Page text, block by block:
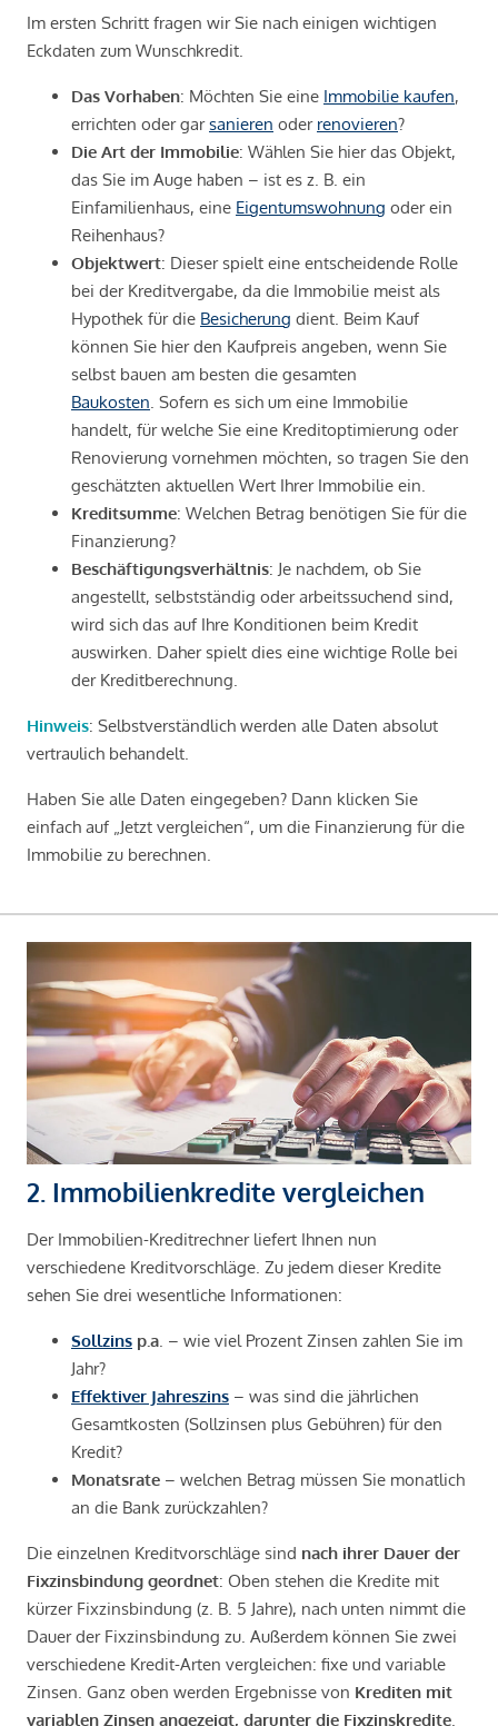
Im ersten Schritt fragen wir Sie nach einigen wichtigen
Eckdaten zum Wunschkredit.
Das Vorhaben: Möchten Sie eine Immobilie kaufen,
errichten oder garsanieren oder renovieren?
Die Art der Immobilie: Wählen Sie hier das Objekt,
das Sie im Auge haben – ist es z. B. ein
Einfamilienhaus, eine Eigentumswohnung oder ein
Reihenhaus?
Objektwert: Dieser spielt eine entscheidende Rolle
bei der Kreditvergabe, da die Immobilie meist als
Hypothek für die Besicherung dient. Beim Kauf
können Sie hier den Kaufpreis angeben, wenn Sie
selbst bauen am besten die gesamten
Baukosten . Sofern es sich um eine Immobilie
handelt, für welche Sie eine Kreditoptimierung oder
Renovierung vornehmen möchten, so tragen Sie den
geschätzten aktuellen Wert Ihrer Immobilie ein.
Kreditsumme: Welchen Betrag benötigen Sie für die
Finanzierung?
Beschäftigungsverhältnis: Je nachdem, ob Sie
angestellt, selbstständig oder arbeitssuchend sind,
wird sich das auf Ihre Konditionen beim Kredit
auswirken. Daher spielt dies eine wichtige Rolle bei
der Kreditberechnung.
Hinweis: Selbstverständlich werden alle Daten absolut
vertraulich behandelt.
Haben Sie alle Daten eingegeben? Dann klicken Sie
einfach auf „Jetzt vergleichen“, um die Finanzierung für die
Immobilie zu berechnen.
2. Immobilienkredite vergleichen
Der Immobilien-Kreditrechner liefert Ihnen nun
verschiedene Kreditvorschläge. Zu jedem dieser Kredite
sehen Sie drei wesentliche Informationen:
Sollzins p.a . – wie viel Prozent Zinsen zahlen Sie im
Jahr?
Effektiver Jahreszins – was sind die jährlichen
Gesamtkosten (Sollzinsen plus Gebühren) für den
Kredit?
Monatsrate – welchen Betrag müssen Sie monatlich
an die Bank zurückzahlen?
Die einzelnen Kreditvorschläge sind nach ihrer Dauer der
Fixzinsbindung geordnet: Oben stehen die Kredite mit
kürzer Fixzinsbindung (z. B. 5 Jahre), nach unten nimmt die
Dauer der Fixzinsbindung zu. Außerdem können Sie zwei
verschiedene Kredit-Arten vergleichen: fixe und variable
Zinsen. Ganz oben werden Ergebnisse von Krediten mit
variablen Zinsen angezeigt, darunter die Fixzinskredite